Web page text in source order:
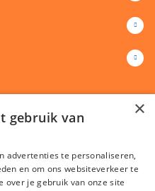
×
gebruik van
advertenties te personaliseren,
en om ons websiteverkeer te
over je gebruik van onze site